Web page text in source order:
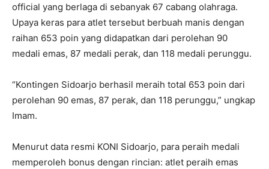
official yang berlaga di sebanyak 67 cabang olahraga.
Upaya keras para atlet tersebut berbuah manis dengan
raihan 653 poin yang didapatkan dari perolehan 90
medali emas, 87 medali perak, dan 118 medali perunggu.
“Kontingen Sidoarjo berhasil meraih total 653 poin dari
perolehan 90 emas, 87 perak, dan 118 perunggu,” ungkap
Imam.
Menurut data resmi KONI Sidoarjo, para peraih medali
memperoleh bonus dengan rincian: atlet peraih emas